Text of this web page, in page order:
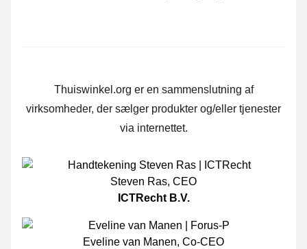
Thuiswinkel.org er en sammenslutning af
virksomheder, der sælger produkter og/eller tjenester
via internettet.
Steven Ras, CEO
ICTRecht B.V.
Eveline van Manen, Co-CEO